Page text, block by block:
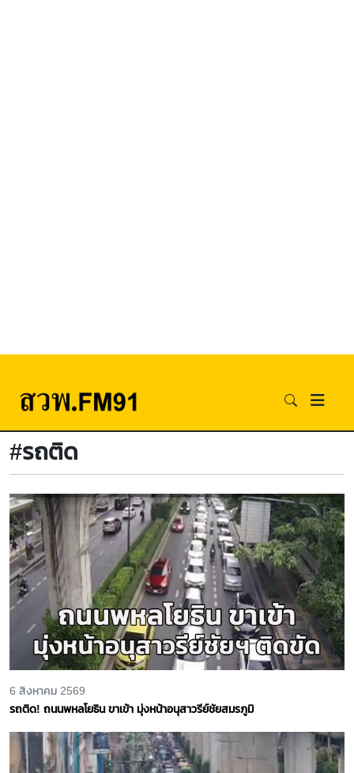
#รถติด
6 สิงหาคม 2569
รถติด! ถนนพหลโยธิน ขาเข้า มุ่งหน้าอนุสาวรีย์ชัยสมรภูมิ